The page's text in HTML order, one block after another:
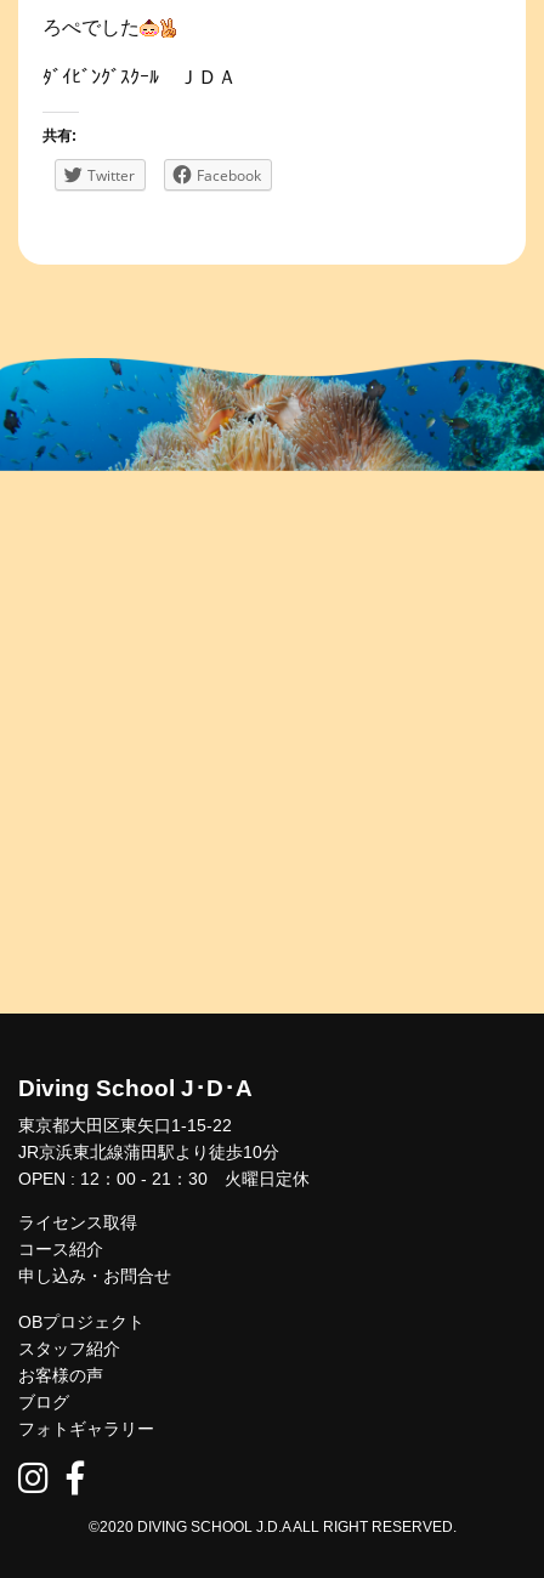
ろぺでした
ﾀﾞｲﾋﾞﾝｸﾞｽｸｰﾙ ＪＤＡ
共有:
Twitter Facebook
Diving School J･D･A
東京都大田区東矢口1-15-22
JR京浜東北線蒲田駅より徒歩10分
OPEN : 12：00 - 21：30 火曜日定休
ライセンス取得
コース紹介
申し込み・お問合せ
OBプロジェクト
スタッフ紹介
お客様の声
ブログ
フォトギャラリー
©2020 DIVING SCHOOL J.D.A ALL RIGHT RESERVED.